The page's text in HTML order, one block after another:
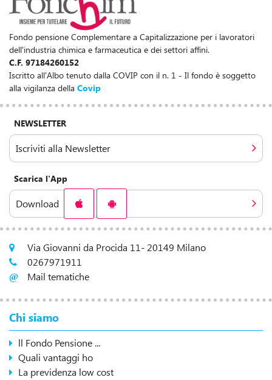
Fondo pensione Complementare a Capitalizzazione per i lavoratori
dell'industria chimica e farmaceutica e dei settori affini.
C.F. 97184260152
Iscritto all'Albo tenuto dalla COVIP con il n. 1 - Il fondo è soggetto
alla vigilanza della Covip
NEWSLETTER
Iscriviti alla Newsletter
Scarica l'App
Download
Via Giovanni da Procida 11- 20149 Milano
0267971911
Mail tematiche
Chi siamo
ll Fondo Pensione ...
Quali vantaggi ho
La previdenza low cost